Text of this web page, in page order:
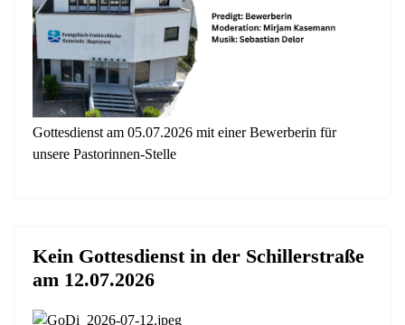
Gottesdienst am 05.07.2026 mit einer Bewerberin für
unsere Pastorinnen-Stelle
Kein Gottesdienst in der Schillerstraße
am 12.07.2026